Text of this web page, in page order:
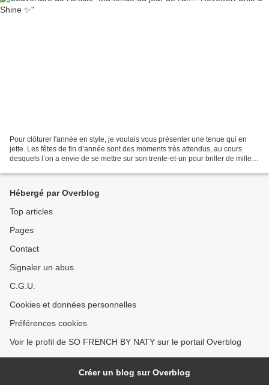
Pour clôturer l'année en style, je voulais vous présenter une tenue qui en
jette. Les fêtes de fin d’année sont des moments très attendus, au cours
desquels l’on a envie de se mettre sur son trente-et-un pour briller de mille
Hébergé par Overblog
Top articles
Pages
Contact
Signaler un abus
C.G.U.
Cookies et données personnelles
Préférences cookies
Voir le profil de SO FRENCH BY NATY sur le portail Overblog
Créer un blog sur Overblog